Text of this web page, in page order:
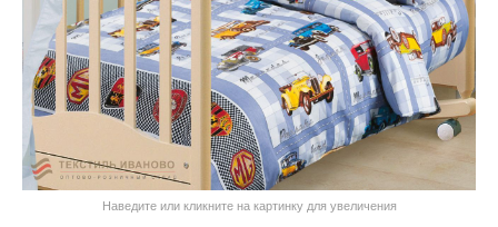
Наведите или кликните на картинку для увеличения